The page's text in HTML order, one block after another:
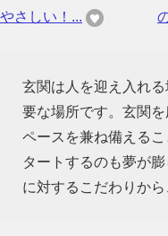
やさしい！...
玄関は人を迎え入れ
要な場所です。玄関
ペースを兼ね備える
タートするのも夢が
に対するこだわりか